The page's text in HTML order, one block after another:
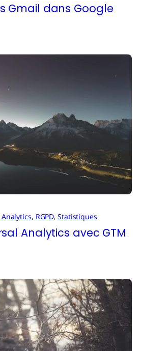
Gmail dans Google
, RGPD,Statistiques
Analytics avec GTM